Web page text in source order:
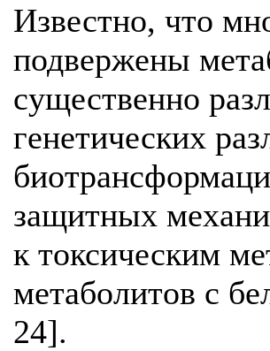
Известно, что
подвержены
существенно
генетических
защитных
к токсическим
метаболитов с
24].